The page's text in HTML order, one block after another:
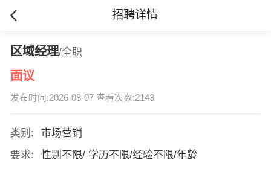
招聘详情
区域经理/全职
面议
发布时间:2026-08-07 查看次数:2143
类别:
市场营销
要求:
性别不限/ 学历不限/经验不限/年龄